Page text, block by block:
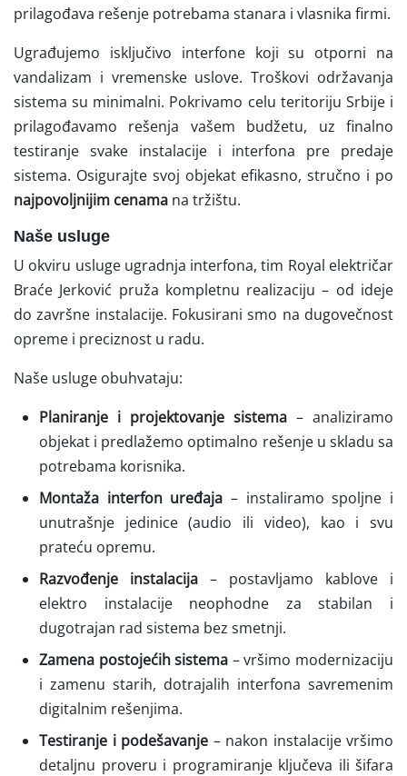
prilagođava rešenje potrebama stanara i vlasnika firmi.
Ugrađujemo isključivo interfone koji su otporni na
vandalizam i vremenske uslove. Troškovi održavanja
sistema su minimalni. Pokrivamo celu teritoriju Srbije i
prilagođavamo rešenja vašem budžetu, uz finalno
testiranje svake instalacije i interfona pre predaje
sistema. Osigurajte svoj objekat efikasno, stručno i po
najpovoljnijim cenama na tržištu.
Naše usluge
U okviru usluge ugradnja interfona, tim Royal električar
Braće Jerković pruža kompletnu realizaciju – od ideje
do završne instalacije. Fokusirani smo na dugovečnost
opreme i preciznost u radu.
Naše usluge obuhvataju:
Planiranje i projektovanje sistema – analiziramo
objekat i predlažemo optimalno rešenje u skladu sa
potrebama korisnika.
Montaža interfon uređaja – instaliramo spoljne i
unutrašnje jedinice (audio ili video), kao i svu
prateću opremu.
Razvođenje instalacija – postavljamo kablove i
elektro instalacije neophodne za stabilan i
dugotrajan rad sistema bez smetnji.
Zamena postojećih sistema – vršimo modernizaciju
i zamenu starih, dotrajalih interfona savremenim
digitalnim rešenjima.
Testiranje i podešavanje – nakon instalacije vršimo
detaljnu proveru i programiranje ključeva ili šifara